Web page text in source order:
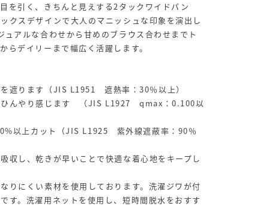
を引く、きちんと見えする2タックワイドパン
クスデザインで大人のマニッシュな印象を演出し
ュアルな合わせから甘めのブラウス合わせまでト
らデイリーまで幅広く活躍します。
を遮ります（JIS L1951 遮熱率：30％以上）
ひんやり感じます （JIS L1927 qmax：0.100以
以上カット（JIS L1925 紫外線遮蔽率：90％
収し、乾きが早いことで快適な着心地をキープし
りにくい素材を使用しております。洗濯ジワが付
す。洗濯用ネットを使用し、短時間脱水をおすす